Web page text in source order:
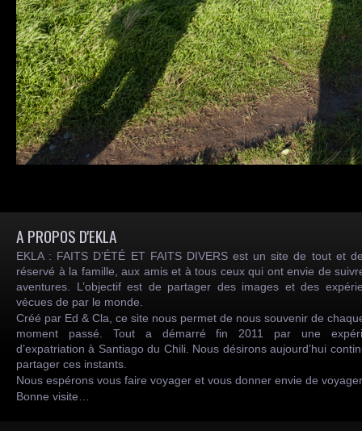
A PROPOS D'EKLA
EKLA : FAITS D’ÉTÉ ET FAITS DIVERS est un site de tout et
réservé à la famille, aux amis et à tous ceux qui ont envie de
aventures. L’objectif est de partager des images et des
vécues de par le monde.
Créé par Ed & Cla, ce site nous permet de nous souvenir de
moment passé. Tout a démarré fin 2011 par une
d’expatriation à Santiago du Chili. Nous désirons aujourd’hui
partager ces instants.
Nous espérons vous faire voyager et vous donner envie de
Bonne visite…